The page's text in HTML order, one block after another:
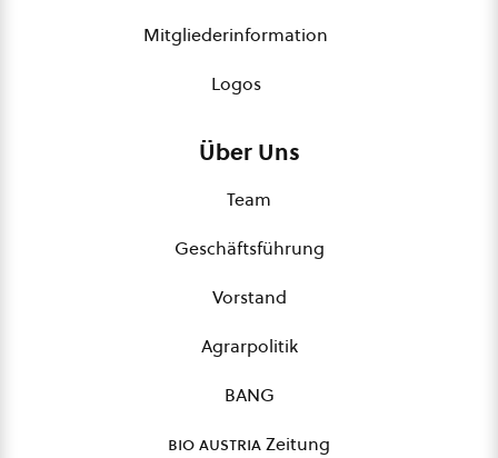
Mitgliederinformation
Logos
Über Uns
Team
Geschäftsführung
Vorstand
Agrarpolitik
BANG
bio austriaZeitung